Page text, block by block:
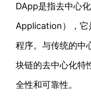
DApp是指去中心
Application），它
程序。与传统的中
块链的去中心化特
全性和可靠性。